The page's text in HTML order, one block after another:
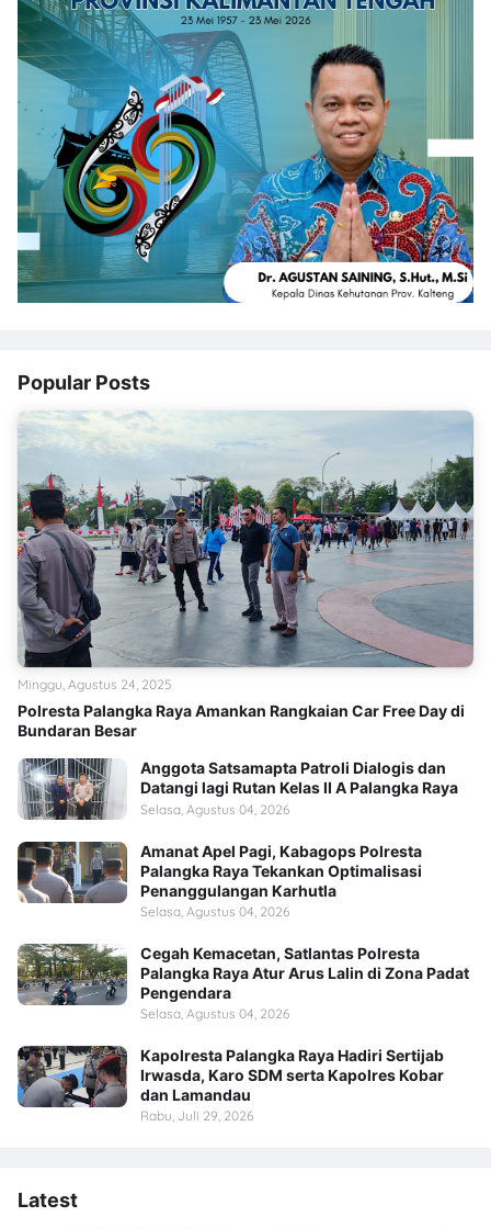
Popular Posts
Polresta Palangka Raya Amankan Rangkaian Car Free Day di
Bundaran Besar
Minggu, Agustus 24, 2025
Anggota Satsamapta Patroli Dialogis dan
Datangi lagi Rutan Kelas II A Palangka Raya
Selasa, Agustus 04, 2026
Amanat Apel Pagi, Kabagops Polresta
Palangka Raya Tekankan Optimalisasi
Penanggulangan Karhutla
Selasa, Agustus 04, 2026
Cegah Kemacetan, Satlantas Polresta
Palangka Raya Atur Arus Lalin di Zona Padat
Pengendara
Selasa, Agustus 04, 2026
Kapolresta Palangka Raya Hadiri Sertijab
Irwasda, Karo SDM serta Kapolres Kobar
dan Lamandau
Rabu, Juli 29, 2026
Latest